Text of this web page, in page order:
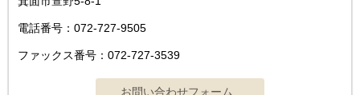
電話番号：072-727-9505
ファックス番号：072-727-3539